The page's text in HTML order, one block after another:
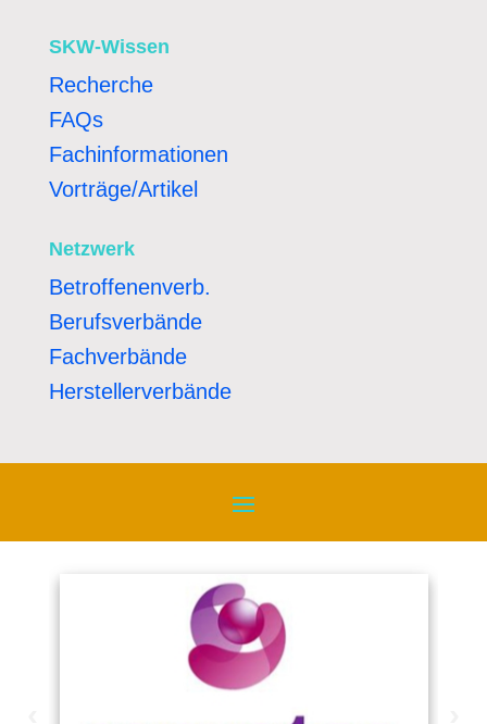
SKW-Wissen
Recherche
FAQs
Fachinformationen
Vorträge/Artikel
Netzwerk
Betroffenenverb.
Berufsverbände
Fachverbände
Herstellerverbände